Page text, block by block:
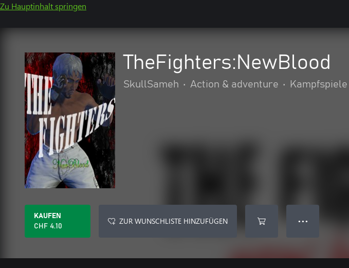
Zu Hauptinhalt springen
TheFighters:NewBlood
SkullSameh • Action & adventure • Kampfspiele
KAUFEN
CHF 4.10
ZUR WUNSCHLISTE HINZUFÜGEN ● ● ●